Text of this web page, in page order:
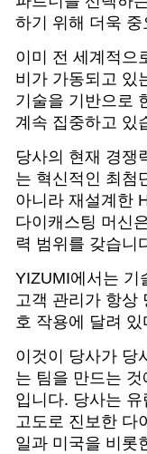
하기 위해 더욱
이미 전 세계적으
비가 가동되고 있
기술을 기반으로
계속 집중하고 있
당사의 현재 경쟁
는 혁신적인 최첨
아니라 재설계한
다이캐스팅 머신
력 범위를 갖습니
YIZUMI에서는 기
고객 관리가 항상
호 작용에 달려
이것이 당사가 당
는 팀을 만드는
입니다. 당사는
고도로 진보한 다
일과 미국을 비롯